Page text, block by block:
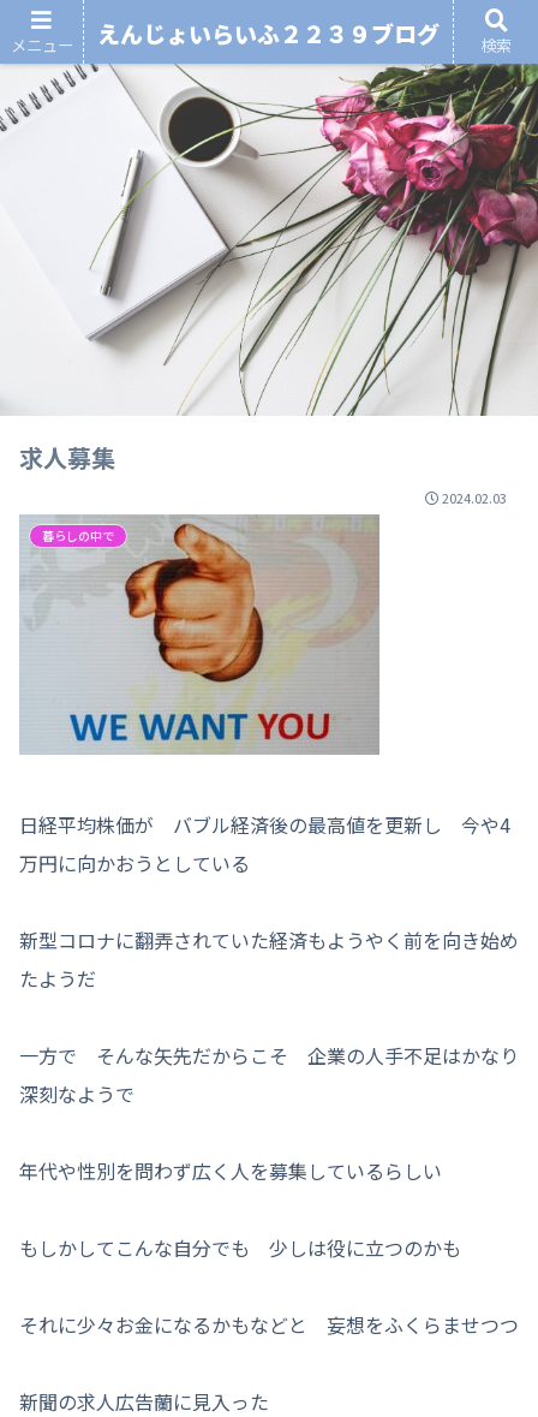
求人募集
2024.02.03
暮らしの中で
日経平均株価が バブル経済後の最高値を更新し 今や4
万円に向かおうとしている
新型コロナに翻弄されていた経済もようやく前を向き始め
たようだ
一方で そんな矢先だからこそ 企業の人手不足はかなり
深刻なようで
年代や性別を問わず広く人を募集しているらしい
もしかしてこんな自分でも 少しは役に立つのかも
それに少々お金になるかもなどと 妄想をふくらませつつ
新聞の求人広告蘭に見入った
メニュー えんじょいらいふ２２３９ブログ 検索